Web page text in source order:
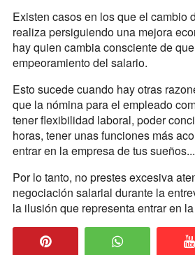
Existen casos en los que el cambio
realiza persiguiendo una mejora
hay quien cambia consciente de
empeoramiento del salario.
Esto sucede cuando hay otras
que la nómina para el empleado
tener flexibilidad laboral, poder
horas, tener unas funciones más
entrar en la empresa de tus sueños...
Por lo tanto, no prestes excesiva
negociación salarial durante la
la ilusión que representa entrar en